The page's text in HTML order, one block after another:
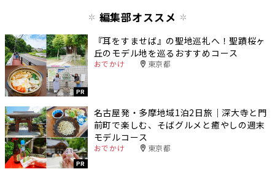
編集部オススメ
PR
『耳をすませば』の聖地巡礼へ！聖蹟桜ヶ
丘のモデル地を巡るおすすめコース
おでかけ 東京都
PR
名古屋発・多摩地域1泊2日旅｜深大寺と門
前町で楽しむ、そばグルメと癒やしの週末
モデルコース
おでかけ 東京都